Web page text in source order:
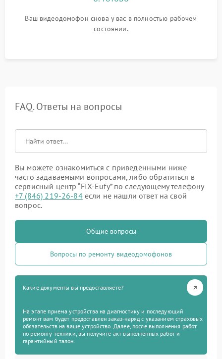
Ваш видеодомофон снова у вас в полностью рабочем
состоянии.
FAQ. Ответы на вопросы
Вы можете ознакомиться с приведенными ниже
часто задаваемыми вопросами, либо обратиться в
сервисный центр “FIX-Eufy” по следующему телефону
+7 (846) 219-26-84если не нашли ответ на свой
вопрос.
Общие вопросы
Вопросы по ремонту видеодомофонов
Какие документы вы предоставляете?
На этапе приема устройства на диагностику и последующий
ремонт вам будет предоставлен заказ-наряд с указанием страховых
обязательств на ваше устройство. Далее, после выполнения работ
по ремонту техники, вы получите акт выполненных работ и
гарантийный талон.